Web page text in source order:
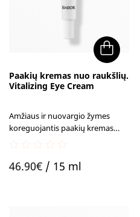
Paakių kremas nuo raukšlių.
Vitalizing Eye Cream
Amžiaus ir nuovargio žymes
koreguojantis paakių kremas
out
46.90€/ 15 ml